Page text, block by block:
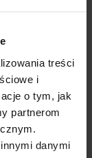
treści
i
o tym, jak
partnerom
danymi